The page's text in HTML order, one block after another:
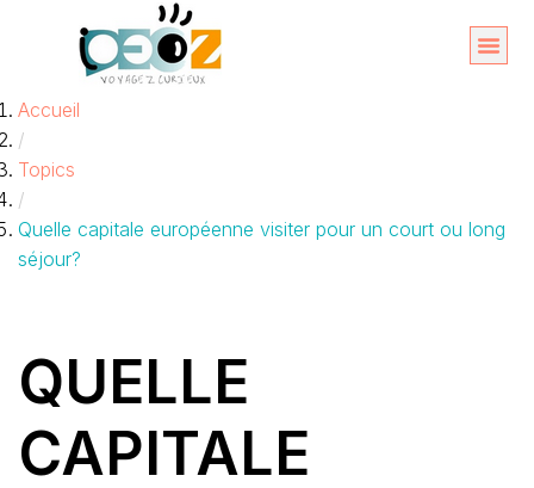
contenu
Accueil
/
Topics
/
Quelle capitale européenne visiter pour un court ou long
séjour?
QUELLE
CAPITALE